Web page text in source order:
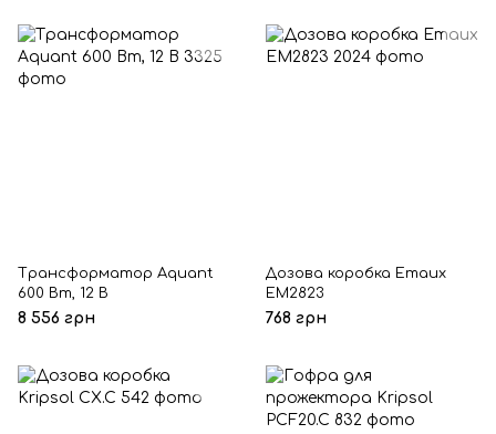
Трансформатор Aquant
600 Вт, 12 В
8 556 грн
Дозова коробка Emaux
EM2823
768 грн